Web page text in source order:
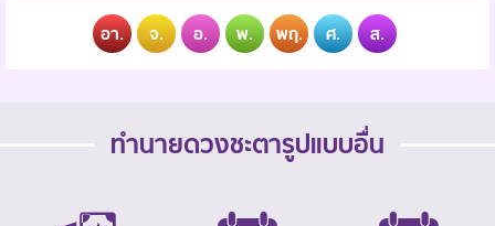
อา. จ. อ. พ. พฤ. ศ. ส.
ทำนายดวงชะตารูปแบบอื่น